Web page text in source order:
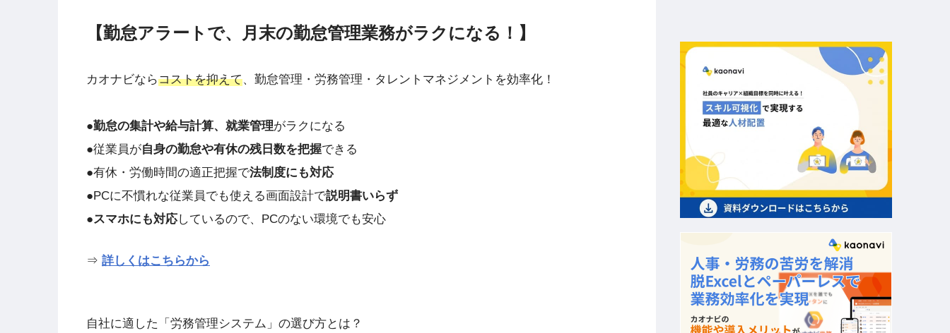
【勤怠アラートで、月末の勤怠管理業務がラクになる！】
カオナビならコストを抑えて、勤怠管理・労務管理・タレントマネジメントを効率化！
●勤怠の集計や給与計算、就業管理がラクになる
●従業員が自身の勤怠や有休の残日数を把握できる
●有休・労働時間の適正把握で法制度にも対応
●PCに不慣れな従業員でも使える画面設計で説明書いらず
●スマホにも対応しているので、PCのない環境でも安心
⇒ 詳しくはこちらから
自社に適した「労務管理システム」の選び方とは？